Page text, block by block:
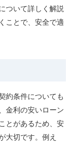
ついて詳しく解説
ことで、安全で適
約条件についても
金利の安いローン
とがあるため、安
大切です。例え